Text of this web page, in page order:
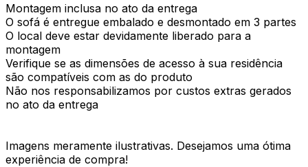
Montagem inclusa no ato da entrega
O sofá é entregue embalado e desmontado em 3 partes
O local deve estar devidamente liberado para a
montagem
Verifique se as dimensões de acesso à sua residência
são compatíveis com as do produto
Não nos responsabilizamos por custos extras gerados
no ato da entrega
Imagens meramente ilustrativas. Desejamos uma ótima
experiência de compra!